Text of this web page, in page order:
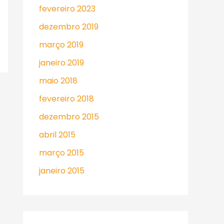
fevereiro 2023
dezembro 2019
março 2019
janeiro 2019
maio 2018
fevereiro 2018
dezembro 2015
abril 2015
março 2015
janeiro 2015